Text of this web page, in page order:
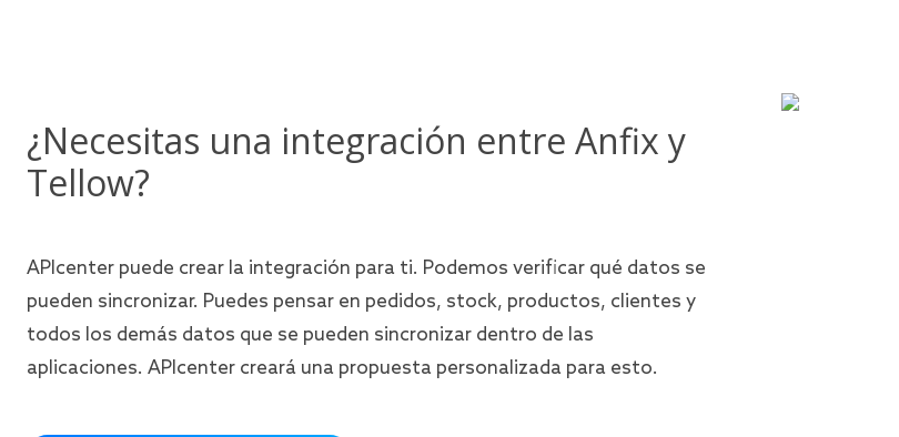
¿Necesitas una integración entre Anfix y
Tellow?
APIcenter puede crear la integración para ti. Podemos verificar qué datos se
pueden sincronizar. Puedes pensar en pedidos, stock, productos, clientes y
todos los demás datos que se pueden sincronizar dentro de las
aplicaciones. APIcenter creará una propuesta personalizada para esto.